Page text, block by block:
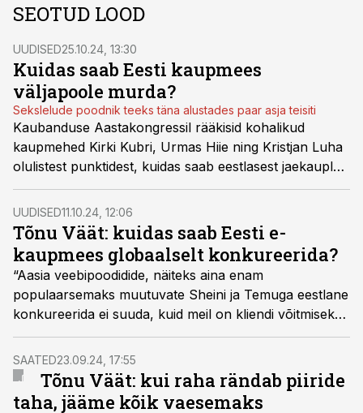
SEOTUD LOOD
UUDISED25.10.24, 13:30
Kuidas saab Eesti kaupmees
väljapoole murda?
Sekslelude poodnik teeks täna alustades paar asja teisiti
Kaubanduse Aastakongressil rääkisid kohalikud
kaupmehed Kirki Kubri, Urmas Hiie ning Kristjan Luha
olulistest punktidest, kuidas saab eestlasest jaekaupleja
välisturgudel hästi silma paista
UUDISED11.10.24, 12:06
Tõnu Väät: kuidas saab Eesti e-
kaupmees globaalselt konkureerida?
“Aasia veebipoodidide, näiteks aina enam
populaarsemaks muutuvate Sheini ja Temuga eestlane
konkureerida ei suuda, kuid meil on kliendi võitmiseks
varuks omad trumbid,” rääkis Eesti E-kaubanduse
Liidu tegevjuht Tõnu Väät.
SAATED23.09.24, 17:55
Tõnu Väät: kui raha rändab piiride
taha, jääme kõik vaesemaks